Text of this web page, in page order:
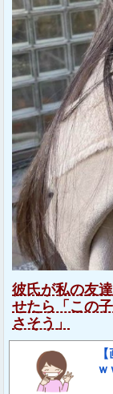
彼氏が私の友
せたら「この
さそう」
ｗ